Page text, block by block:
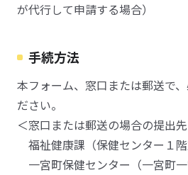
が代行して申請する場合）
手続方法
本フォーム、窓口または郵送で
ださい。
＜窓口または郵送の場合の提出
福祉健康課（保健センター１階
一宮町保健センター（一宮町一